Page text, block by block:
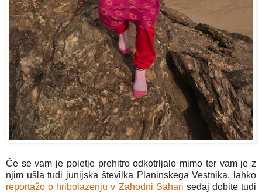
Če se vam je poletje prehitro odkotrljalo mimo ter vam je z
njim ušla tudi junijska številka Planinskega Vestnika, lahko
reportažo o hribolazenju v Zahodni Sahari sedaj dobite tudi